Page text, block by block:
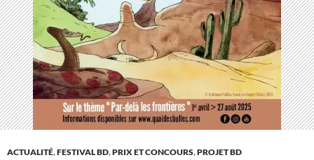
ACTUALITÉ,FESTIVAL BD,PRIX ET CONCOURS,PROJET BD